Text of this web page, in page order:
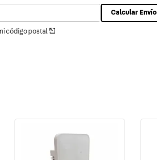
código postal
Calcular Envío